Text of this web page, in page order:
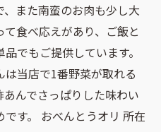
また南蛮のお肉も少し大
食べ応えがあり、ご飯と
でもご提供しています。
当店で1番野菜が取れる
んでさっぱりした味わい
す。 おべんとうオリ 所在